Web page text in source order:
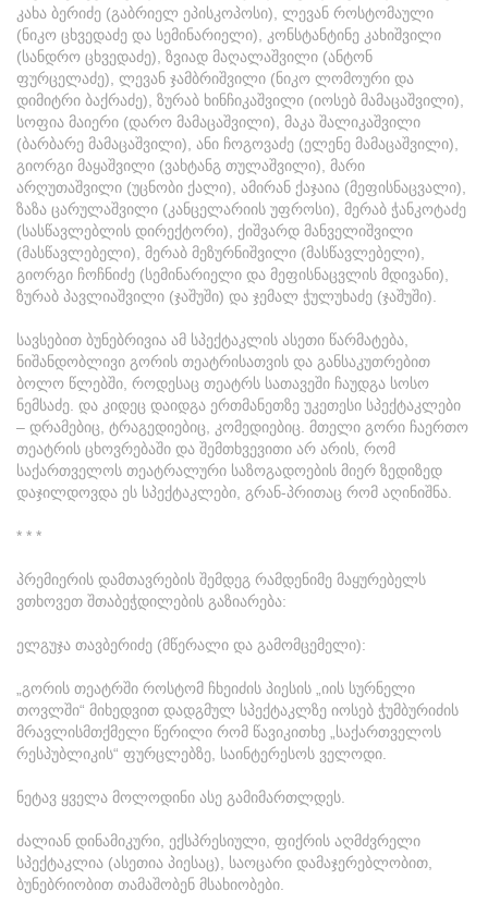
კახა ბერიძე (გაბრიელ ეპისკოპოსი), ლევან როსტომაული
(ნიკო ცხვედაძე და სემინარიელი), კონსტანტინე კახიშვილი
(სანდრო ცხვედაძე), ზვიად მაღალაშვილი (ანტონ
ფურცელაძე), ლევან ჯამბრიშვილი (ნიკო ლომოური და
დიმიტრი ბაქრაძე), ზურაბ ხინჩიკაშვილი (იოსებ მამაცაშვილი),
სოფია მაიერი (დარო მამაცაშვილი), მაკა შალიკაშვილი
(ბარბარე მამაცაშვილი), ანი ჩოგოვაძე (ელენე მამაცაშვილი),
გიორგი მაყაშვილი (ვახტანგ თულაშვილი), მარი
არღუთაშვილი (უცნობი ქალი), ამირან ქაჯაია (მეფისნაცვალი),
ზაზა ცარულაშვილი (კანცელარიის უფროსი), მერაბ ჭანკოტაძე
(სასწავლებლის დირექტორი), ქიშვარდ მანველიშვილი
(მასწავლებელი), მერაბ მეზურნიშვილი (მასწავლებელი),
გიორგი ჩოჩნიძე (სემინარიელი და მეფისნაცვლის მდივანი),
ზურაბ პავლიაშვილი (ჯაშუში) და ჯემალ ჭულუხაძე (ჯაშუში).
სავსებით ბუნებრივია ამ სპექტაკლის ასეთი წარმატება,
ნიშანდობლივი გორის თეატრისათვის და განსაკუთრებით
ბოლო წლებში, როდესაც თეატრს სათავეში ჩაუდგა სოსო
ნემსაძე. და კიდეც დაიდგა ერთმანეთზე უკეთესი სპექტაკლები
– დრამებიც, ტრაგედიებიც, კომედიებიც. მთელი გორი ჩაერთო
თეატრის ცხოვრებაში და შემთხვევითი არ არის, რომ
საქართველოს თეატრალური საზოგადოების მიერ ზედიზედ
დაჯილდოვდა ეს სპექტაკლები, გრან-პრითაც რომ აღინიშნა.
* * *
პრემიერის დამთავრების შემდეგ რამდენიმე მაყურებელს
ვთხოვეთ შთაბეჭდილების გაზიარება:
ელგუჯა თავბერიძე (მწერალი და გამომცემელი):
„გორის თეატრში როსტომ ჩხეიძის პიესის „იის სურნელი
თოვლში“ მიხედვით დადგმულ სპექტაკლზე იოსებ ჭუმბურიძის
მრავლისმთქმელი წერილი რომ წავიკითხე „საქართველოს
რესპუბლიკის“ ფურცლებზე, საინტერესოს ველოდი.
ნეტავ ყველა მოლოდინი ასე გამიმართლდეს.
ძალიან დინამიკური, ექსპრესიული, ფიქრის აღმძვრელი
სპექტაკლია (ასეთია პიესაც), საოცარი დამაჯერებლობით,
ბუნებრიობით თამაშობენ მსახიობები.